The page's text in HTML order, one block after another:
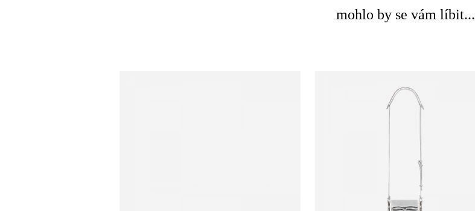
mohlo by se vám líbit...